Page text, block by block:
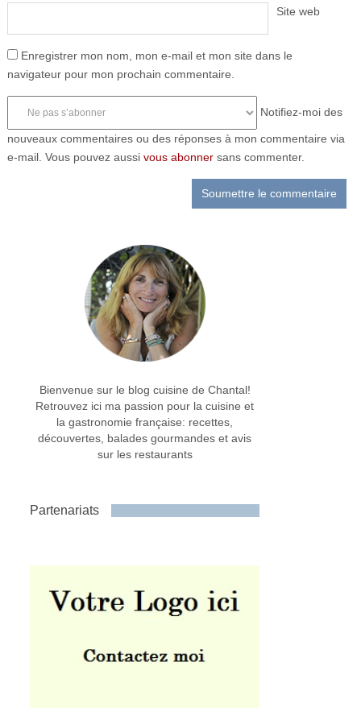
Site web
Enregistrer mon nom, mon e-mail et mon site dans le
navigateur pour mon prochain commentaire.
Notifiez-moi des
nouveaux commentaires ou des réponses à mon commentaire via
e-mail. Vous pouvez aussi vous abonnersans commenter.
Bienvenue sur le blog cuisine de Chantal!
Retrouvez ici ma passion pour la cuisine et
la gastronomie française: recettes,
découvertes, balades gourmandes et avis
sur les restaurants
Partenariats